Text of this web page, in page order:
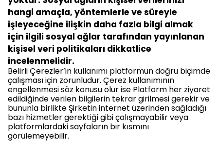
hangi amaçla, yöntemlerle ve süreyle
işleyeceğine ilişkin daha fazla bilgi almak
için ilgili sosyal ağlar tarafından yayınlanan
kişisel veri politikaları dikkatlice
incelenmelidir.
Belirli Çerezler’in kullanımı platformun doğru biçimde
çalışması için zorunludur. Çerez kullanımının
engellenmesi söz konusu olur ise Platform her ziyaret
edildiğinde verilen bilgilerin tekrar girilmesi gerekir ve
bununla birlikte Şirketin internet üzerinden sağladığı
bazı hizmetler gerektiği gibi çalışmayabilir veya
platformlardaki sayfaların bir kısmını
görülemeyebilir.